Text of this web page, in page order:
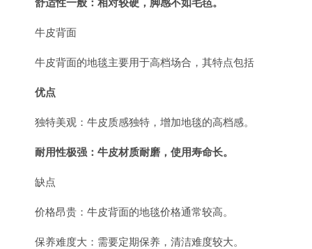
牛皮背面
牛皮背面的地毯主要用于高档场合，其特点包括
优点
独特美观：牛皮质感独特，增加地毯的高档感。
耐用性极强：牛皮材质耐磨，使用寿命长。
缺点
价格昂贵：牛皮背面的地毯价格通常较高。
保养难度大：需要定期保养，清洁难度较大。